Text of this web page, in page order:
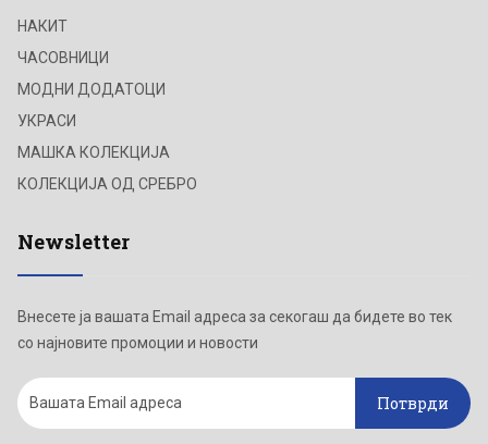
НАКИТ
ЧАСОВНИЦИ
МОДНИ ДОДАТОЦИ
УКРАСИ
МАШКА КОЛЕКЦИЈА
КОЛЕКЦИЈА ОД СРЕБРО
Newsletter
Внесете ја вашата Email адреса за секогаш да бидете во тек
со најновите промоции и новости
Потврди